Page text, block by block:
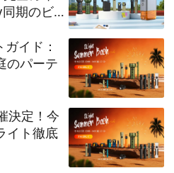
期のビッ
ンス祭
イド：
のパーテ
決定！今
イト徹底